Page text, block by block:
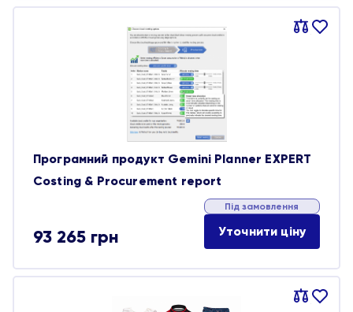
Порівняти
В
Програмний продукт Gemini Planner EXPERT
Costing & Procurement report
93 265 грн
Під замовлення
Уточнити ціну
Порівняти
В